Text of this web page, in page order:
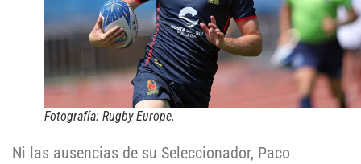
Fotografía: Rugby Europe.
Ni las ausencias de su Seleccionador, Paco